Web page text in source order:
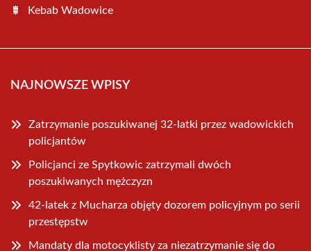
Kebab Wadowice
NAJNOWSZE WPISY
Zatrzymanie poszukiwanej 32-latki przez wadowickich
policjantów
Policjanci ze Spytkowic zatrzymali dwóch
poszukiwanych mężczyzn
42-latek z Mucharza objęty dozorem policyjnym po serii
przestępstw
Mandaty dla motocyklisty za niezatrzymanie się do